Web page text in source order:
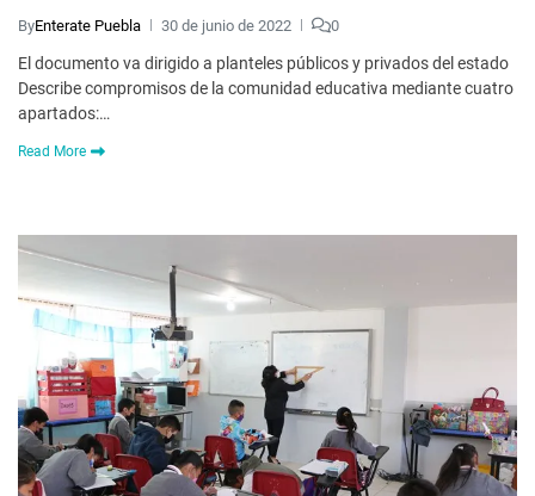
ByEnterate Puebla 30 de junio de 2022 0
El documento va dirigido a planteles públicos y privados del estado
Describe compromisos de la comunidad educativa mediante cuatro
apartados:…
Read More